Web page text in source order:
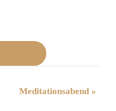
Meditationsabend »